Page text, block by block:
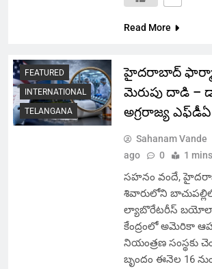
Read More
FEATURED
INTERNATIONAL
TELANGANA
హైదరాబాద్
మెరుపు దాడి –
అగ్రరాజ్య
Sahanam Vande
ago
0 1 mins
సహనం వందే,
శివారులోని
ల్యాబొరేటరీస్
కేంద్రంలో అమెరికా
నియంత్రణ సంస్థకు
బృందం ఈనెల 16